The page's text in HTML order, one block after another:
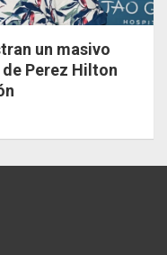
un masivo
Perez Hilton